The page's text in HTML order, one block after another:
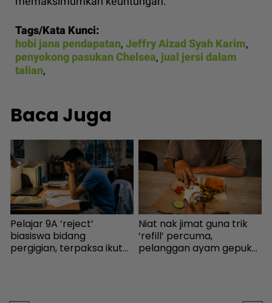
Tags/Kata Kunci:
hobi jana pendapatan, Jeffry Aizad Syah Karim,
penyokong pasukan Chelsea, jual jersi dalam
talian,
Baca Juga
Pelajar 9A ‘reject’
biasiswa bidang
pergigian, terpaksa ikut
Niat nak jimat guna trik
‘refill’ percuma,
pelanggan ayam gepuk